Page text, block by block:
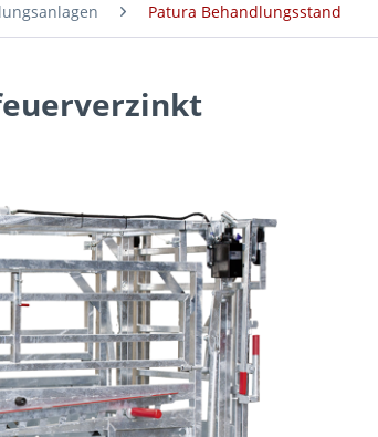
Patura Behandlungsstand